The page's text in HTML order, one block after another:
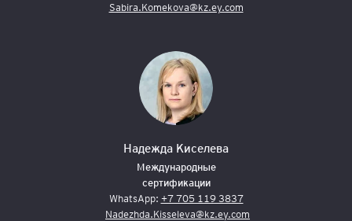
Sabira.Komekova@kz.ey.com
Надежда Киселева
Международные
сертификации
WhatsApp: +7 705 119 3837
Nadezhda.Kisseleva@kz.ey.com